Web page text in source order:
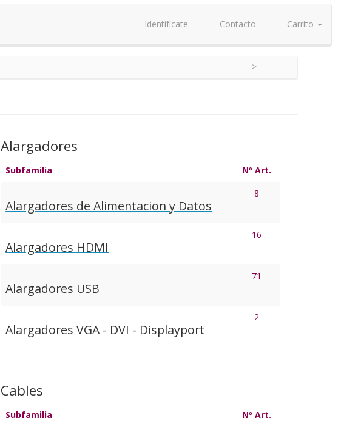
Identifícate Contacto Carrito
Alargadores
Subfamilia Nº Art.
Alargadores de Alimentacion y Datos
8
Alargadores HDMI
16
Alargadores USB
71
Alargadores VGA - DVI - Displayport
2
Cables
Subfamilia Nº Art.